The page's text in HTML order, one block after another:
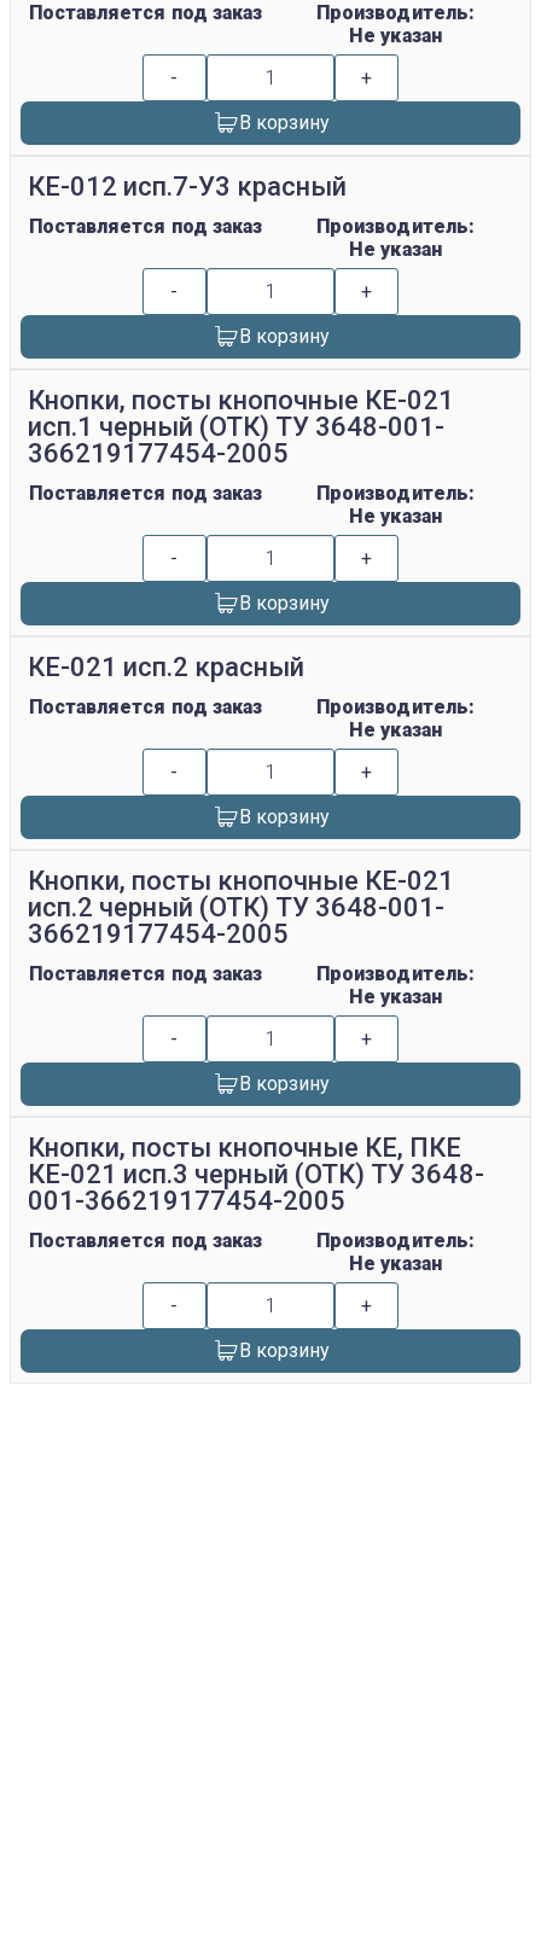
Поставляется под заказ
Производитель:
Не указан
-
+
В корзину
КЕ-012 исп.7-У3 красный
Поставляется под заказ
Производитель:
Не указан
-
+
В корзину
Кнопки, посты кнопочные КЕ-021
исп.1 черный (ОТК) ТУ 3648-001-
366219177454-2005
Поставляется под заказ
Производитель:
Не указан
-
+
В корзину
КЕ-021 исп.2 красный
Поставляется под заказ
Производитель:
Не указан
-
+
В корзину
Кнопки, посты кнопочные КЕ-021
исп.2 черный (ОТК) ТУ 3648-001-
366219177454-2005
Поставляется под заказ
Производитель:
Не указан
-
+
В корзину
Кнопки, посты кнопочные КЕ, ПКЕ
КЕ-021 исп.3 черный (ОТК) ТУ 3648-
001-366219177454-2005
Поставляется под заказ
Производитель:
Не указан
-
+
В корзину